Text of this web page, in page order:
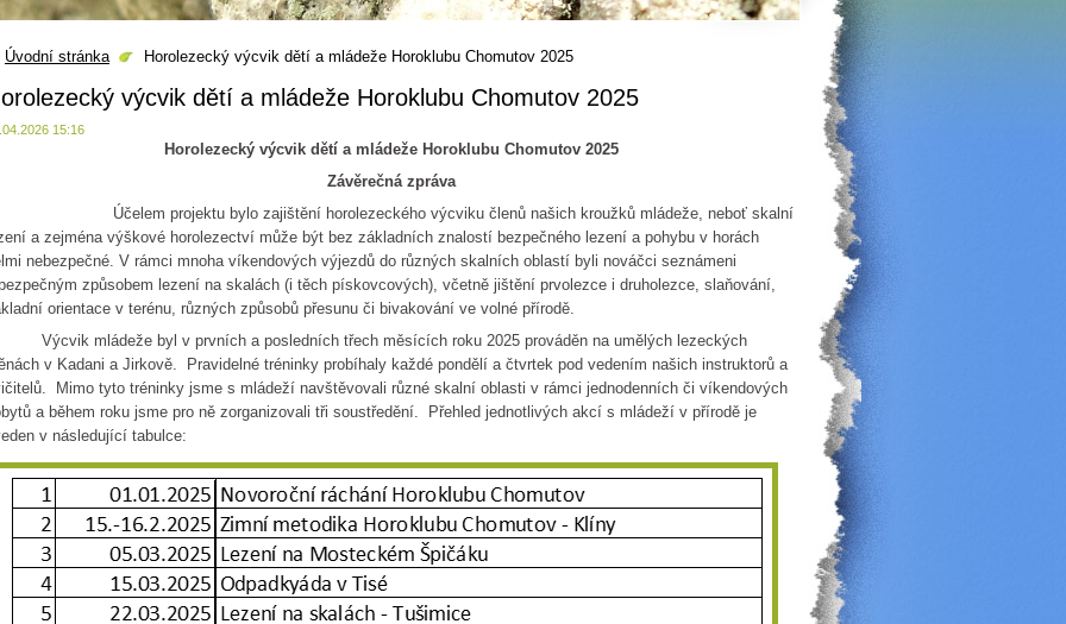
Úvodní stránka Horolezecký výcvik dětí a mládeže Horoklubu Chomutov 2025
výcvik dětí a mládeže Horoklubu Chomutov 2025
15:16
Horolezecký výcvik dětí a mládeže Horoklubu Chomutov 2025
Závěrečná zpráva
projektu bylo zajištění horolezeckého výcviku členů našich kroužků mládeže, neboť skalní
a zejména výškové horolezectví může být bez základních znalostí bezpečného lezení a pohybu v horách
nebezpečné. V rámci mnoha víkendových výjezdů do různých skalních oblastí byli nováčci seznámeni
způsobem lezení na skalách (i těch pískovcových), včetně jištění prvolezce i druholezce, slaňování,
orientace v terénu, různých způsobů přesunu či bivakování ve volné přírodě.
mládeže byl v prvních a posledních třech měsících roku 2025 prováděn na umělých lezeckých
v Kadani a Jirkově. Pravidelné tréninky probíhaly každé pondělí a čtvrtek pod vedením našich instruktorů a
Mimo tyto tréninky jsme s mládeží navštěvovali různé skalní oblasti v rámci jednodenních či víkendových
a během roku jsme pro ně zorganizovali tři soustředění. Přehled jednotlivých akcí s mládeží v přírodě je
v následující tabulce: